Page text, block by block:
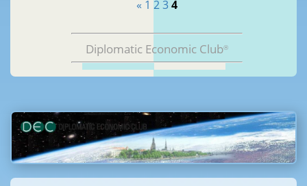
« 1 234
Diplomatic Economic Club®